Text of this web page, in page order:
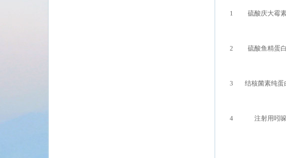
1 硫酸庆大霉
2 硫酸鱼精蛋
3 结核菌素纯蛋
4 注射用吲